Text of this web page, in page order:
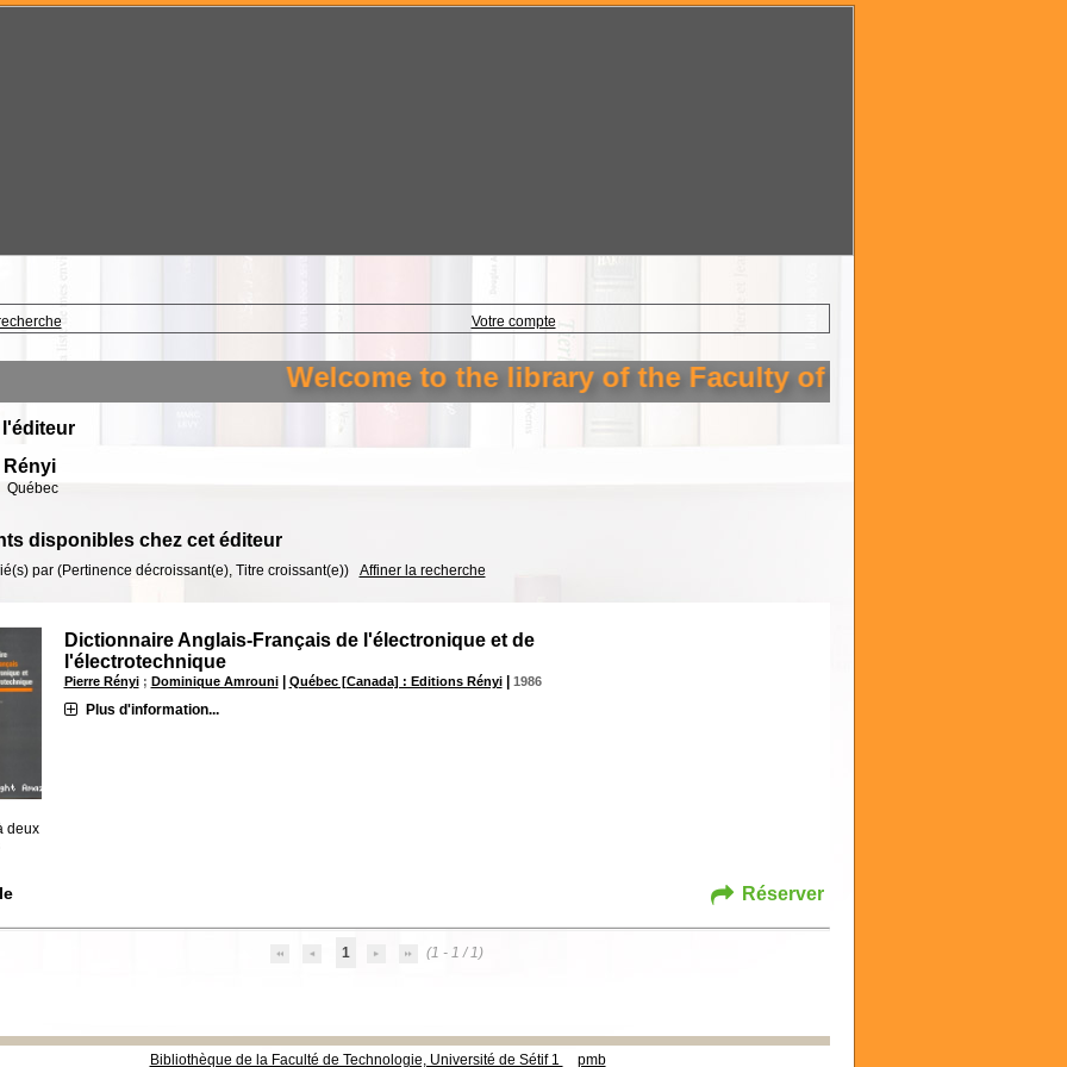
Votre compte
Welcome to the library of the Faculty of Technology Setif 1
l'éditeur
Rényi
Québec
disponibles chez cet éditeur
par (Pertinence décroissant(e), Titre croissant(e)) Affiner la recherche
deux
Dictionnaire Anglais-Français de l'électronique et de
l'électrotechnique
Pierre Rényi; Dominique Amrouni Québec [Canada] : Editions Rényi| 1986
Plus d'information...
Réserver
1 (1 - 1 / 1)
Bibliothèque de la Faculté de Technologie, Université de Sétif 1 pmb